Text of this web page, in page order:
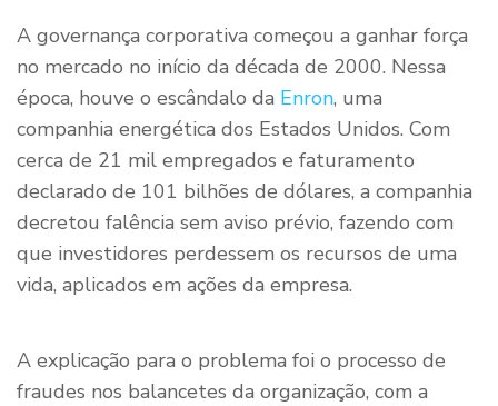
A governança corporativa começou a ganhar força
no mercado no início da década de 2000. Nessa
época, houve o escândalo da Enron, uma
companhia energética dos Estados Unidos. Com
cerca de 21 mil empregados e faturamento
declarado de 101 bilhões de dólares, a companhia
decretou falência sem aviso prévio, fazendo com
que investidores perdessem os recursos de uma
vida, aplicados em ações da empresa.
A explicação para o problema foi o processo de
fraudes nos balancetes da organização, com a